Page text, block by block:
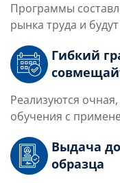
Программы
рынка труда и
Гибкий
Реализуются
обучения с
Выдача
образца